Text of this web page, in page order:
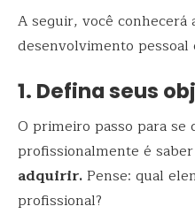
A seguir, você conhecerá
desenvolvimento pessoal
1. Defina seus
O primeiro passo para se
profissionalmente é saber
adquirir.Pense: qual
profissional?